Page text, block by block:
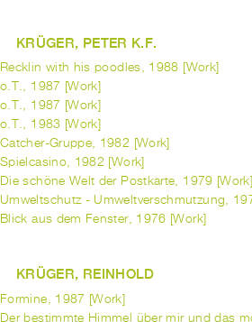
KRÜGER, PETER K.F.
Recklin with his poodles, 1988 [Work]
o.T., 1987 [Work]
o.T., 1987 [Work]
o.T., 1983 [Work]
Catcher-Gruppe, 1982 [Work]
Spielcasino, 1982 [Work]
Die schöne Welt der Postkarte, 1979 [Work]
Umweltschutz - Umweltverschmutzung,
Blick aus dem Fenster, 1976 [Work]
KRÜGER, REINHOLD
Formine, 1987 [Work]
Der bestimmte Himmel über mir und das